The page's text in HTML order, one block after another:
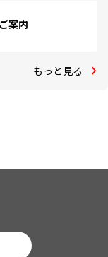
案内
もっと見る